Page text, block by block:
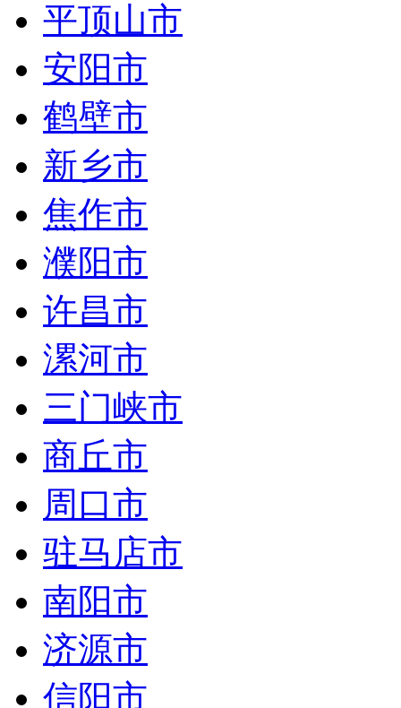
平顶山市
安阳市
鹤壁市
新乡市
焦作市
濮阳市
许昌市
漯河市
三门峡市
商丘市
周口市
驻马店市
南阳市
济源市
信阳市